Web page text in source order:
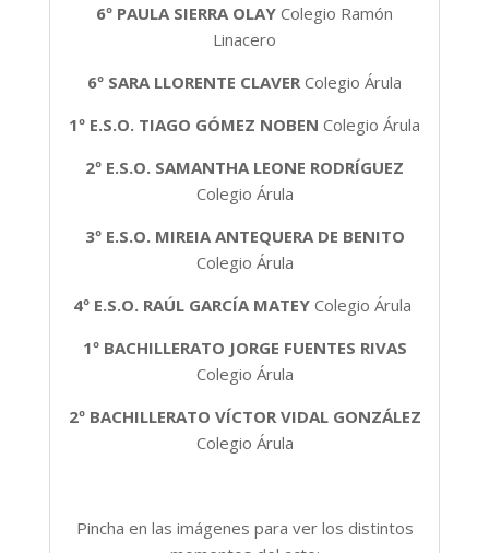
6º PAULA SIERRA OLAY Colegio Ramón
Linacero
6º SARA LLORENTE CLAVER Colegio Árula
1º E.S.O. TIAGO GÓMEZ NOBEN Colegio Árula
2º E.S.O. SAMANTHA LEONE RODRÍGUEZ
Colegio Árula
3º E.S.O. MIREIA ANTEQUERA DE BENITO
Colegio Árula
4º E.S.O. RAÚL GARCÍA MATEY Colegio Árula
1º BACHILLERATO JORGE FUENTES RIVAS
Colegio Árula
2º BACHILLERATO VÍCTOR VIDAL GONZÁLEZ
Colegio Árula
Pincha en las imágenes para ver los distintos